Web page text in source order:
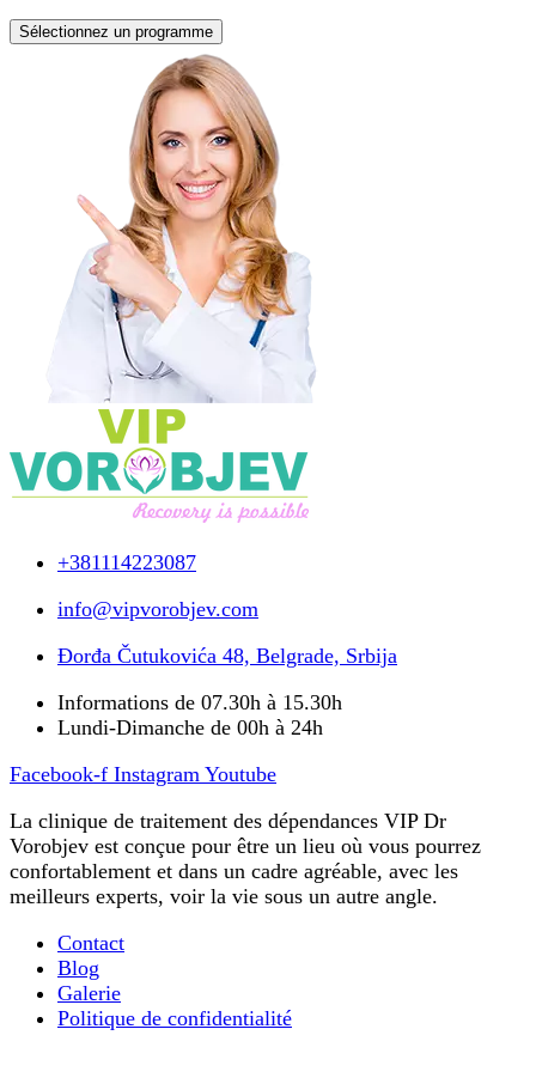
Sélectionnez un programme
+381114223087
info@vipvorobjev.com
Đorđa Čutukovića 48, Belgrade, Srbija
Informations de 07.30h à 15.30h
Lundi-Dimanche de 00h à 24h
Facebook-f Instagram Youtube
La clinique de traitement des dépendances VIP Dr
Vorobjev est conçue pour être un lieu où vous pourrez
confortablement et dans un cadre agréable, avec les
meilleurs experts, voir la vie sous un autre angle.
Contact
Blog
Galerie
Politique de confidentialité